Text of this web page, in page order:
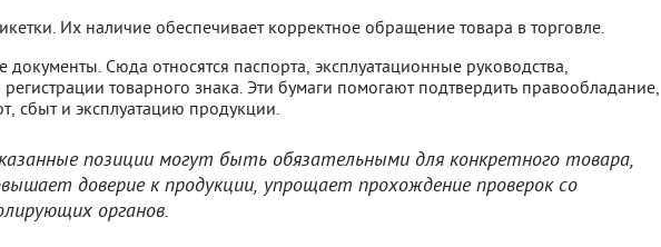
Их наличие обеспечивает корректное обращение товара в торговле.
Сюда относятся паспорта, эксплуатационные руководства,
регистрации товарного знака. Эти бумаги помогают подтвердить правообладание,
сбыт и эксплуатацию продукции.
позиции могут быть обязательными для конкретного товара,
доверие к продукции, упрощает прохождение проверок со
органов.